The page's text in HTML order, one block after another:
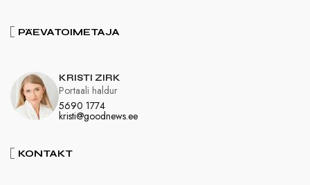
PÄEVATOIMETAJA
KRISTI ZIRK
5690 1774
kristi@goodnews.ee
Portaali haldur
KONTAKT